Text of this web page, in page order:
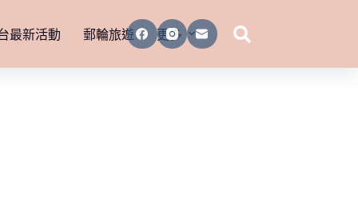
最新活動 郵輪旅遊 更多